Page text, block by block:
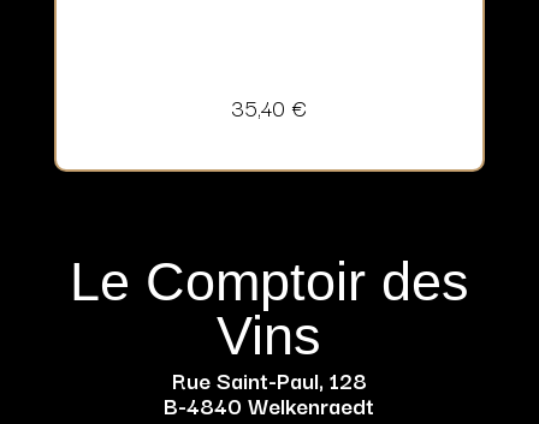
35,40 €
Le Comptoir des
Vins
Rue Saint-Paul, 128
B-4840 Welkenraedt